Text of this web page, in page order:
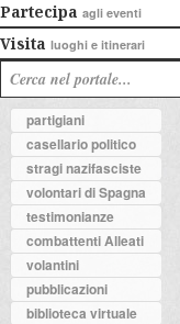
Partecipa agli eventi
Visita luoghi e itinerari
partigiani
casellario politico
stragi nazifasciste
volontari di Spagna
testimonianze
combattenti Alleati
volantini
pubblicazioni
biblioteca virtuale